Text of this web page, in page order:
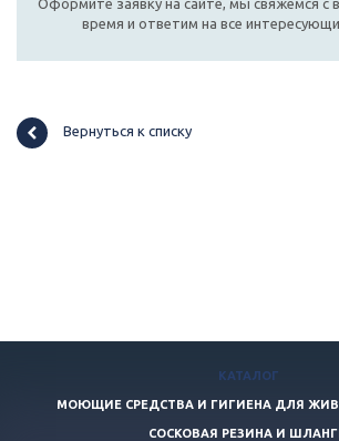
Оформите заявку на сайте, мы свяжемся с
время и ответим на все
Вернуться к списку
КАТАЛОГ
МОЮЩИЕ СРЕДСТВА И ГИГИЕНА ДЛЯ
СОСКОВАЯ РЕЗИНА И